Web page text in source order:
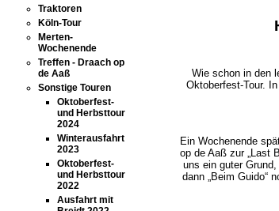
Traktoren
Köln-Tour
Merten-
Wochenende
Treffen - Draach op
de Aaß
Sonstige Touren
Oktoberfest-
und Herbsttour
2024
Winterausfahrt
2023
Oktoberfest-
und Herbsttour
2022
Ausfahrt mit
Wie schon in den
Oktoberfest-Tour.
Ein Wochenende
op de Aaß zur „Last
uns ein guter
dann „Beim Guido“